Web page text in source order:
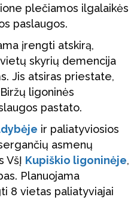
plečiamos ilgalaikės
paslaugos.
įrengti atskirą,
skyrių demencija
Jis atsiras priestate,
ligoninės
pastato.
ir paliatyviosios
asmenų
VšĮ Kupiškio ligoninėje,
Planuojama
8 vietas paliatyviajai